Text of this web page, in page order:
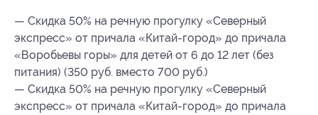
— Скидка 50% на речную прогулку «Северный
экспресс» от причала «Китай-город» до причала
«Воробьевы горы» для детей от 6 до 12 лет (без
питания) (350 руб. вместо 700 руб.)
— Скидка 50% на речную прогулку «Северный
экспресс» от причала «Китай-город» до причала